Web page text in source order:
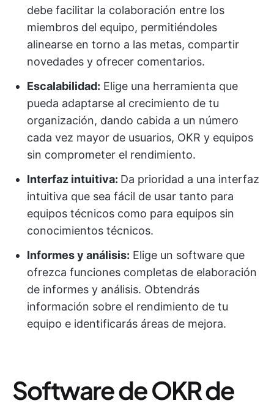
debe facilitar la colaboración entre los
miembros del equipo, permitiéndoles
alinearse en torno a las metas, compartir
novedades y ofrecer comentarios.
Escalabilidad: Elige una herramienta que
pueda adaptarse al crecimiento de tu
organización, dando cabida a un número
cada vez mayor de usuarios, OKR y equipos
sin comprometer el rendimiento.
Interfaz intuitiva: Da prioridad a una interfaz
intuitiva que sea fácil de usar tanto para
equipos técnicos como para equipos sin
conocimientos técnicos.
Informes y análisis: Elige un software que
ofrezca funciones completas de elaboración
de informes y análisis. Obtendrás
información sobre el rendimiento de tu
equipo e identificarás áreas de mejora.
Software de OKR de